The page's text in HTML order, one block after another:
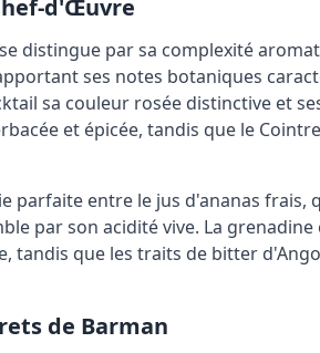
d'Œuvre
distingue par sa complexité
ses notes botaniques
sa couleur rosée distinctive et
et épicée, tandis que le
parfaite entre le jus d'ananas frais,
par son acidité vive. La
tandis que les traits de bitter
de Barman